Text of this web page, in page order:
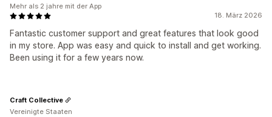
18. März 2026
Fantastic customer support and great features that look good
in my store. App was easy and quick to install and get working.
Been using it for a few years now.
Mehr als 2 jahre mit der App
Craft Collective
Vereinigte Staaten